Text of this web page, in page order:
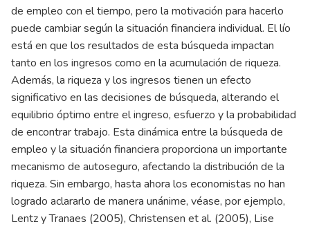
de empleo con el tiempo, pero la motivación para hacerlo
puede cambiar según la situación financiera individual. El lío
está en que los resultados de esta búsqueda impactan
tanto en los ingresos como en la acumulación de riqueza.
Además, la riqueza y los ingresos tienen un efecto
significativo en las decisiones de búsqueda, alterando el
equilibrio óptimo entre el ingreso, esfuerzo y la probabilidad
de encontrar trabajo. Esta dinámica entre la búsqueda de
empleo y la situación financiera proporciona un importante
mecanismo de autoseguro, afectando la distribución de la
riqueza. Sin embargo, hasta ahora los economistas no han
logrado aclararlo de manera unánime, véase, por ejemplo,
Lentz y Tranaes (2005), Christensen et al. (2005), Lise